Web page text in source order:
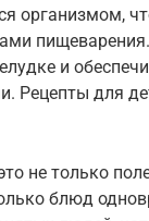
организмом,
и
Рецепты для
не только
блюд